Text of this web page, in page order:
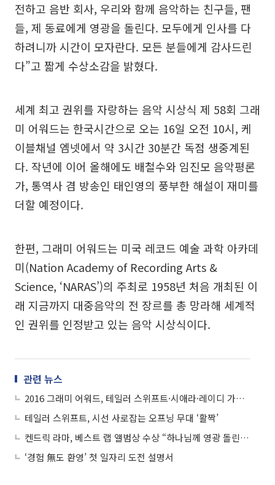
전하고 음반 회사, 우리와 함께 음악하는 친구들, 팬
들, 제 동료에게 영광을 돌린다. 모두에게 인사를 다
하려니까 시간이 모자란다. 모든 분들에게 감사드린
다”고 짧게 수상소감을 밝혔다.
세계 최고 권위를 자랑하는 음악 시상식 제 58회 그래
미 어워드는 한국시간으로 오는 16일 오전 10시, 케
이블채널 엠넷에서 약 3시간 30분간 독점 생중계된
다. 작년에 이어 올해에도 배철수와 임진모 음악평론
가, 통역사 겸 방송인 태인영의 풍부한 해설이 재미를
더할 예정이다.
한편, 그래미 어워드는 미국 레코드 예술 과학 아카데
미(Nation Academy of Recording Arts &
Science, ‘NARAS’)의 주최로 1958년 처음 개최된 이
래 지금까지 대중음악의 전 장르를 총 망라해 세계적
인 권위를 인정받고 있는 음악 시상식이다.
관련 뉴스
2016 그래미 어워드, 테일러 스위프트·시애라·레이디 가가·셀레나 고메즈 드레스 ‘눈길’
테일러 스위프트, 시선 사로잡는 오프닝 무대 ‘활짝’
켄드릭 라마, 베스트 랩 앨범상 수상 “하나님께 영광 돌린다”
‘경험 無도 환영’ 첫 일자리 도전 설명서